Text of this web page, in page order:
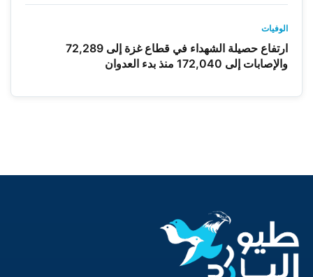
الوفيات
ارتفاع حصيلة الشهداء في قطاع غزة إلى 72,289
والإصابات إلى 172,040 منذ بدء العدوان